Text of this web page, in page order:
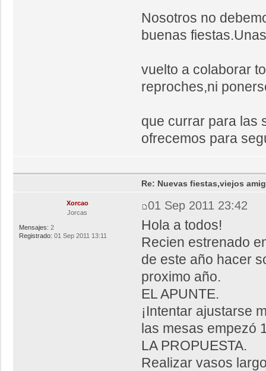
Nosotros no
buenas
vuelto a colaborar
reproches,ni
que currar para las
ofrecemos para
Xorcao
Jorcas
Mensajes: 2
Registrado: 01 Sep 2011 13:11
Re: Nuevas fiestas,viejos
01 Sep 2011 23:42
Hola a todos!
Recien estrenado
de este año hacer
proximo año.
EL APUNTE.
¡Intentar ajustarse
las mesas empezó
LA PROPUESTA.
Realizar vasos